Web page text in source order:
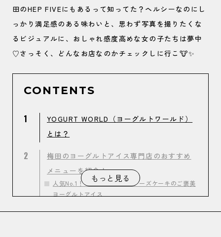
田のHEP FIVEにもあるって知ってた？ヘルシーなのにし
っかり満足感のある味わいと、思わず写真を撮りたくな
るビジュアルに、おしゃれ感度高めな女の子たちは夢中
♡さっそく、どんなお店なのかチェックしに行こ🐮✨
CONTENTS
1
YOGURT WORLD（ヨーグルトワールド）
とは？
2
梅田のヨーグルトアイス専門店のおすすめ
メニューを紹介！
人気No.1！いちご×チョコ×チーズケーキのご褒美
ヨーグルトアイス
おいしくてきれいになれる？！コムハニー×キウイ
もっと見る